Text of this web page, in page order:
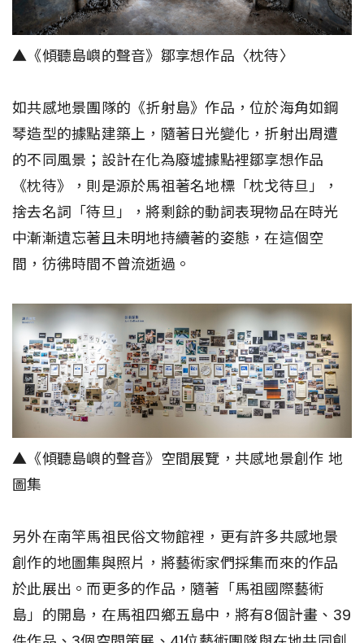
▲《傾聽島嶼的聲音》鄒享想作品〈枕待〉
如共感地景團隊的《折射島》作品，位於海角如鋼
琴造型的據點建築上，隨著日光變化，折射出周遭
的不同風景；設計在化為廢墟據點裡鄒享想作品
《枕待》，則是源於馬祖著名地標「枕戈待旦」，
捨去名詞「待旦」，將剩餘的動詞表現物品在時光
中漸漸遺忘著且未明地持續著的姿態，在這個空
間，彷彿時間不曾流逝過。
▲《傾聽島嶼的聲音》空間展覽，共感地景創作 地
圖集
另外在南竿馬祖民俗文物館裡，更有許多共感地景
創作的地圖集與照片，將藝術家們採集而來的作品
於此展出。而更多的作品，隨著「馬祖國際藝術
島」的開島，在馬祖四鄉五島中，將有8個計畫、39